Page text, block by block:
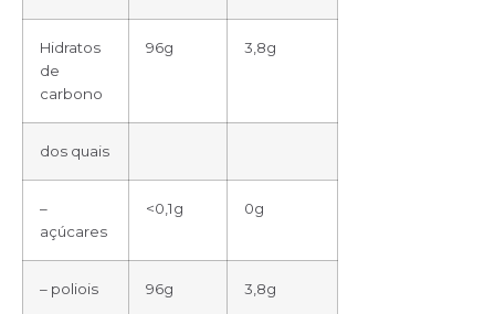
Hidratos
de
carbono
96g 3,8g
dos quais
–
açúcares
<0,1g 0g
– poliois 96g 3,8g